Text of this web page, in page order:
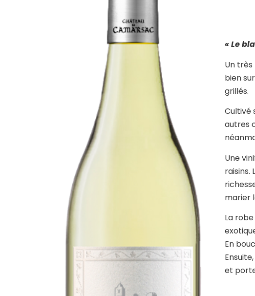
« Le
Un
bien
grillés.
Cultivé
autres
Une
raisins.
marier
La
En
et